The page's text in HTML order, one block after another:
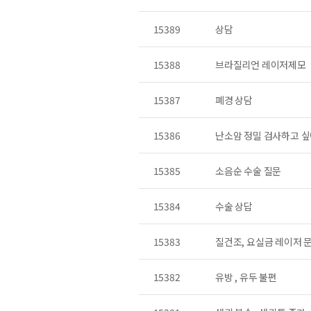
15389 상담
15388 브라질리언 레이저제모
15387 폐경 상담
15386 난소암 정밀 검사하고
15385 소음순 수술 질문
15384 수술 상답
15383 질건조, 요실금 레이저
15382 유방 , 유두 불편